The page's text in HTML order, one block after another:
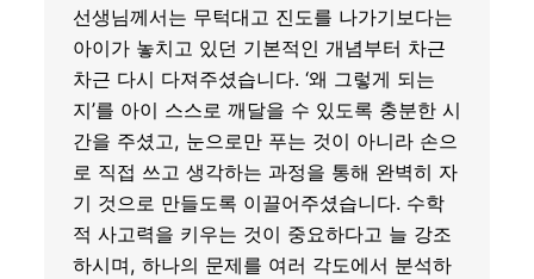
선생님께서는 무턱대고 진도를 나가기보다는
아이가 놓치고 있던 기본적인 개념부터 차근
차근 다시 다져주셨습니다. ‘왜 그렇게 되는
지’를 아이 스스로 깨달을 수 있도록 충분한 시
간을 주셨고, 눈으로만 푸는 것이 아니라 손으
로 직접 쓰고 생각하는 과정을 통해 완벽히 자
기 것으로 만들도록 이끌어주셨습니다. 수학
적 사고력을 키우는 것이 중요하다고 늘 강조
하시며, 하나의 문제를 여러 각도에서 분석하